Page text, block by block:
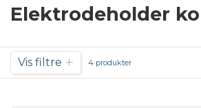
Elektrodeholder
Vis filtre 4 produkter